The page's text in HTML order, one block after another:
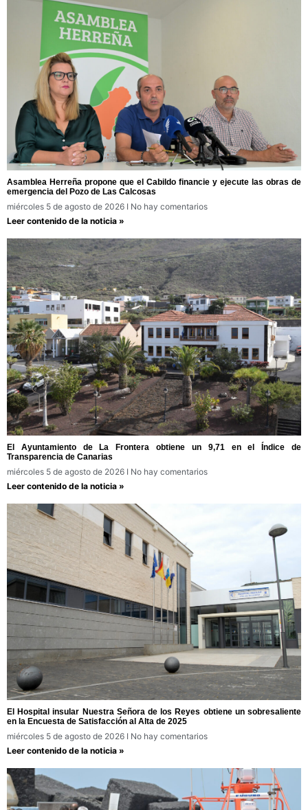
Asamblea Herreña propone que el Cabildo financie y ejecute las obras de
emergencia del Pozo de Las Calcosas
miércoles 5 de agosto de 2026
No hay comentarios
Leer contenido de la noticia »
El Ayuntamiento de La Frontera obtiene un 9,71 en el Índice de
Transparencia de Canarias
miércoles 5 de agosto de 2026
No hay comentarios
Leer contenido de la noticia »
El Hospital insular Nuestra Señora de los Reyes obtiene un sobresaliente
en la Encuesta de Satisfacción al Alta de 2025
miércoles 5 de agosto de 2026
No hay comentarios
Leer contenido de la noticia »